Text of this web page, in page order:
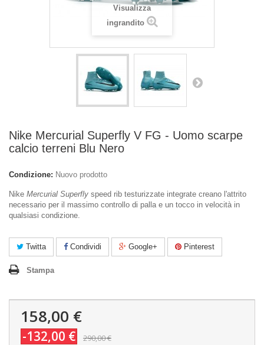
Visualizza
ingrandito
Nike Mercurial Superfly V FG - Uomo scarpe
calcio terreni Blu Nero
Condizione: Nuovo prodotto
Nike Mercurial Superfly speed rib testurizzate integrate creano l'attrito
necessario per il massimo controllo di palla e un tocco in velocità in
qualsiasi condizione.
Twitta Condividi Google+ Pinterest
Stampa
158,00 €
-132,00 € 290,00 €